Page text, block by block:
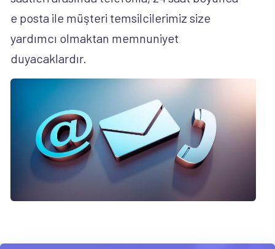
e posta ile müşteri temsilcilerimiz size
yardımcı olmaktan memnuniyet
duyacaklardır.